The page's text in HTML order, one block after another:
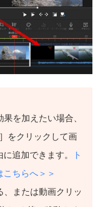
を加えたい場合、
をクリックして画
追加できます。
ト
ちらへ＞＞
または動画クリッ